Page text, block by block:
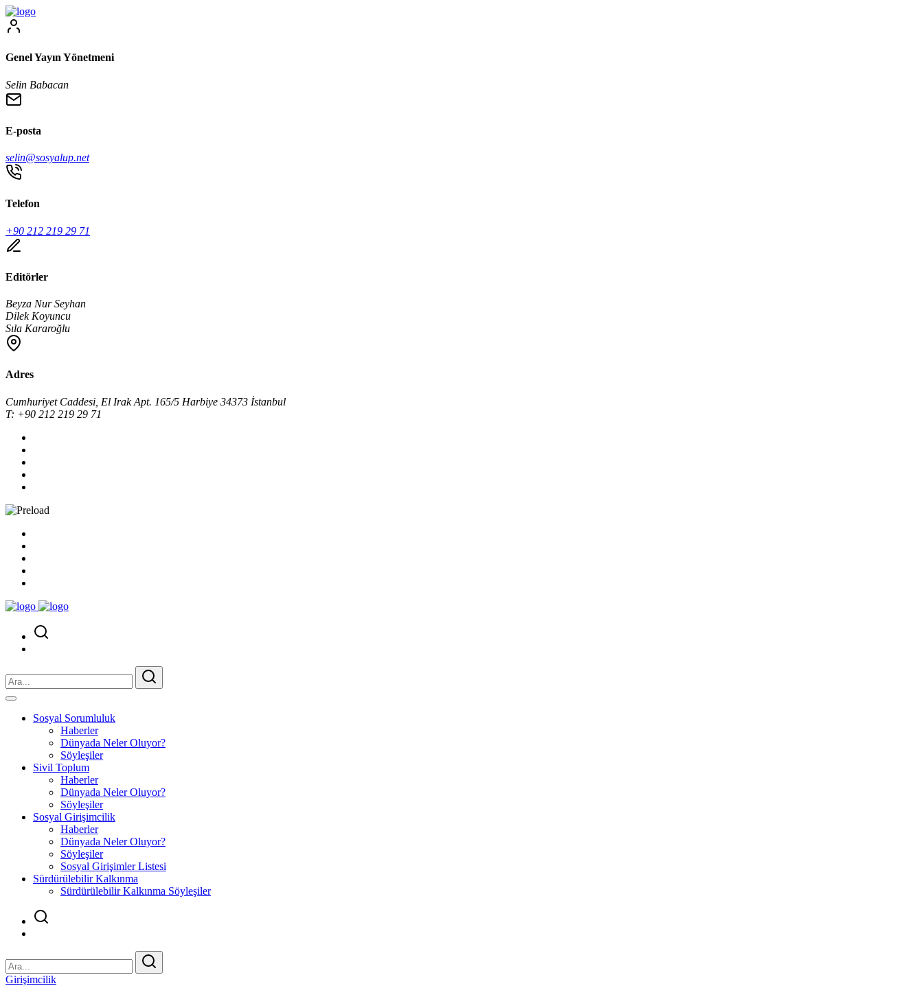
Genel Yayın Yönetmeni
Selin Babacan
E-posta
selin@sosyalup.net
Telefon
+90 212 219 29 71
Editörler
Beyza Nur Seyhan
Dilek Koyuncu
Sıla Kararoğlu
Adres
Cumhuriyet Caddesi, El Irak Apt. 165/5 Harbiye 34373 İstanbul
T: +90 212 219 29 71
Sosyal Sorumluluk
Haberler
Dünyada Neler Oluyor?
Söyleşiler
Sivil Toplum
Haberler
Dünyada Neler Oluyor?
Söyleşiler
Sosyal Girişimcilik
Haberler
Dünyada Neler Oluyor?
Söyleşiler
Sosyal Girişimler Listesi
Sürdürülebilir Kalkınma
Sürdürülebilir Kalkınma Söyleşiler
Girişimcilik